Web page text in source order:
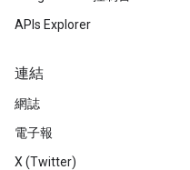
APIs Explorer
連結
網誌
電子報
X (Twitter)